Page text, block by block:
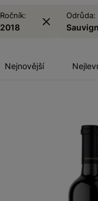
Ročník:
2018
Odrůda:
Nejnovější